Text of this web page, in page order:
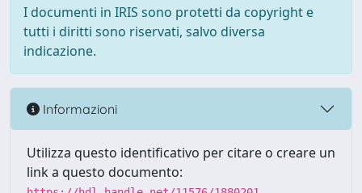
I documenti in IRIS sono protetti da copyright e
tutti i diritti sono riservati, salvo diversa
indicazione.
Informazioni
Utilizza questo identificativo per citare o creare un
link a questo documento: